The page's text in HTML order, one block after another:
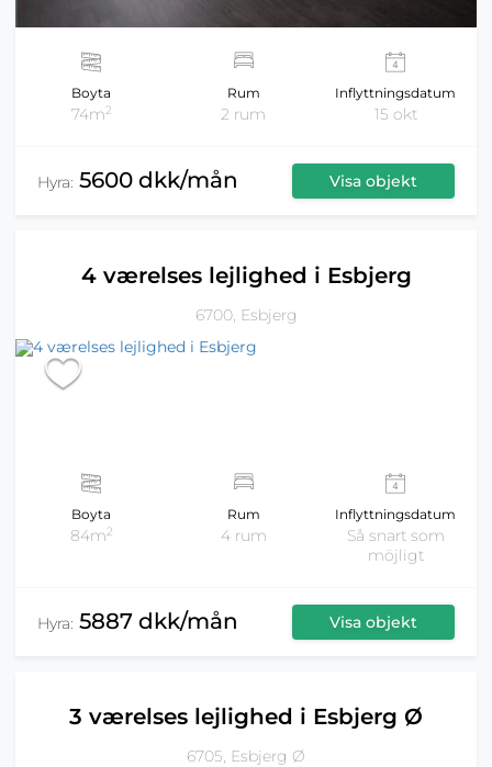
Boyta
74m2
Rum
2 rum
Inflyttningsdatum
15 okt
Hyra: 5600 dkk/mån Visa objekt
4 værelses lejlighed i Esbjerg
6700, Esbjerg
Boyta
84m2
Rum
4 rum
Inflyttningsdatum
Så snart som
möjligt
Hyra: 5887 dkk/mån Visa objekt
3 værelses lejlighed i Esbjerg Ø
6705, Esbjerg Ø